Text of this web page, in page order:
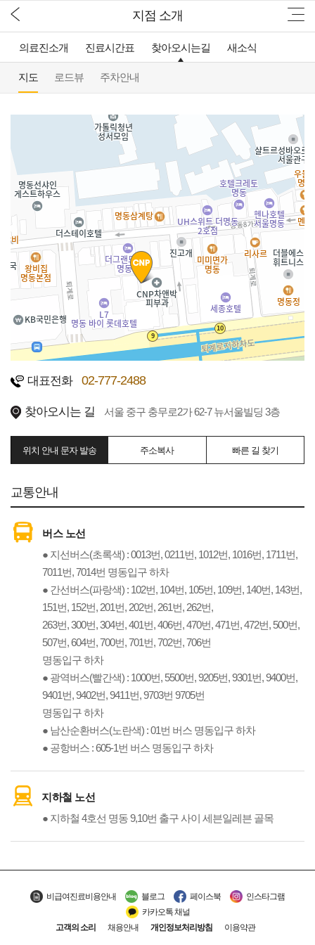
지점 소개
의료진소개 진료시간표 찾아오시는길 새소식
지도 로드뷰 주차안내
대표전화 02-777-2488
찾아오시는 길 서울 중구 충무로2가 62-7 뉴서울빌딩 3층
위치 안내 문자 발송 주소복사 빠른 길 찾기
교통안내
버스 노선
● 지선버스(초록색) : 0013번, 0211번, 1012번, 1016번, 1711번,
7011번, 7014번 명동입구 하차
● 간선버스(파랑색) : 102번, 104번, 105번, 109번, 140번, 143번,
151번, 152번, 201번, 202번, 261번, 262번,
263번, 300번, 304번, 401번, 406번, 470번, 471번, 472번, 500번,
507번, 604번, 700번, 701번, 702번, 706번
명동입구 하차
● 광역버스(빨간색) : 1000번, 5500번, 9205번, 9301번, 9400번,
9401번, 9402번, 9411번, 9703번 9705번
명동입구 하차
● 남산순환버스(노란색) : 01번 버스 명동입구 하차
● 공항버스 : 605-1번 버스 명동입구 하차
지하철 노선
● 지하철 4호선 명동 9,10번 출구 사이 세븐일레븐 골목
비급여진료비용안내 블로그 페이스북
인스타그램
카카오톡 채널
고객의 소리
채용안내 개인정보처리방침 이용약관